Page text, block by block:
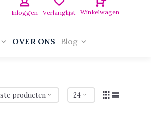
Inloggen Verlanglijst Winkelwagen
OVER ONS Blog